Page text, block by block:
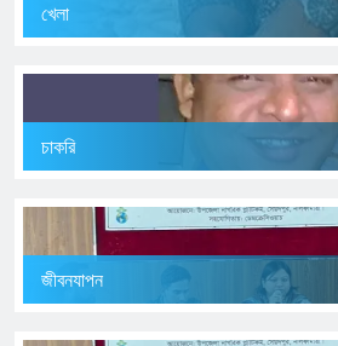
খেলা
চাকরি
জীবনযাপন